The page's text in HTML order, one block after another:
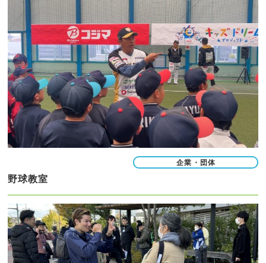
企業・団体
野球教室